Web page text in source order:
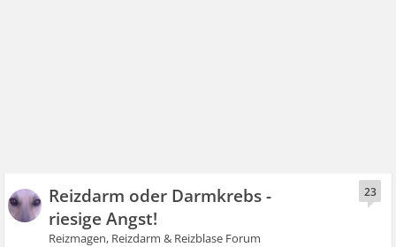
Reizdarm oder Darmkrebs -
riesige Angst!
Reizmagen, Reizdarm & Reizblase Forum
23